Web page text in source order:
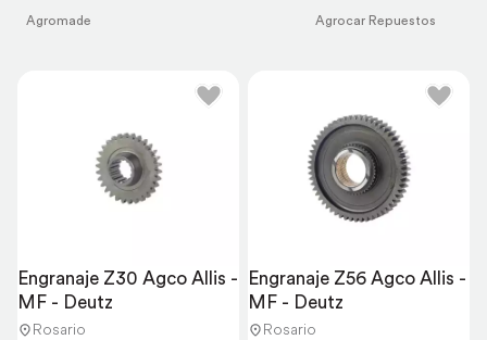
Engranaje Z30 Agco Allis -
MF - Deutz
Rosario
Engranaje Z56 Agco Allis -
MF - Deutz
Rosario
Agromade Agrocar Repuestos